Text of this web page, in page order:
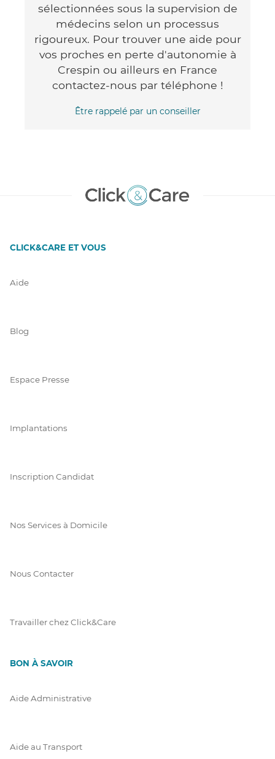
sélectionnées sous la supervision de
médecins selon un processus
rigoureux. Pour trouver une aide pour
vos proches en perte d'autonomie à
Crespin ou ailleurs en France
contactez-nous par téléphone !
Être rappelé par un conseiller
CLICK&CARE ET VOUS
Aide
Blog
Espace Presse
Implantations
Inscription Candidat
Nos Services à Domicile
Nous Contacter
Travailler chez Click&Care
BON À SAVOIR
Aide Administrative
Aide au Transport